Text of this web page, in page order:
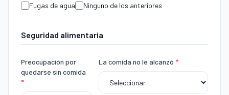
Fugas de agua
Ninguno de los anteriores
Seguridad alimentaria
Preocupación por
quedarse sin comida
*
La comida no le alcanzó *